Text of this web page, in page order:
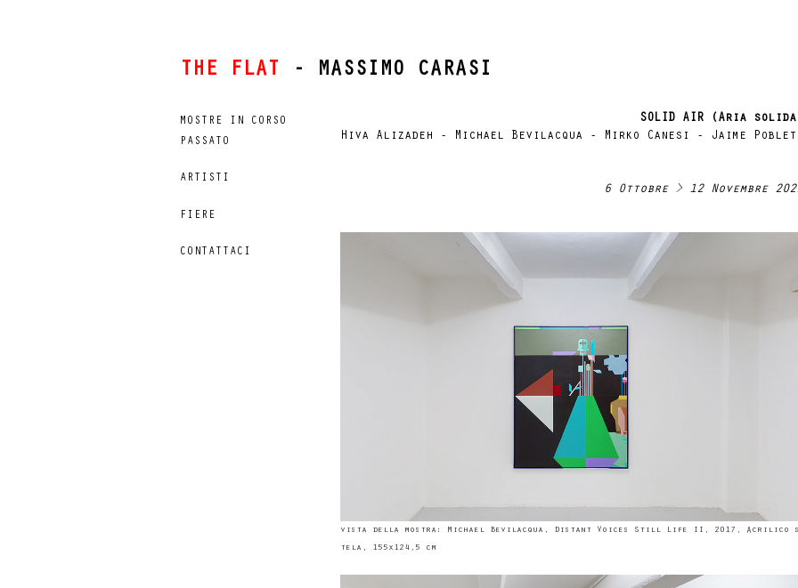
THE FLAT - MASSIMO CARASI
MOSTRE IN CORSO
PASSATO
ARTISTI
FIERE
CONTATTACI
SOLID AIR (Aria
Hiva Alizadeh - Michael Bevilacqua - Mirko Canesi - Jaime
6 Ottobre > 12 Novembre
vista della mostra: Michael Bevilacqua, Distant Voices Still Life II, 2017, Acrilico
tela, 155x124,5 cm